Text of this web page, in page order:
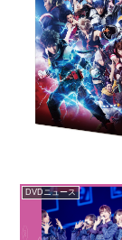
DVDニュース